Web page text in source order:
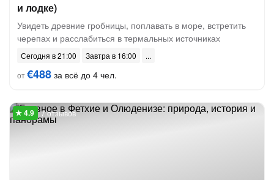
и лодке)
Увидеть древние гробницы, поплавать в море, встретить
черепах и расслабиться в термальных источниках
Сегодня в 21:00
Завтра в 16:00
от€488 за всё до 4 чел.
7 отзывов